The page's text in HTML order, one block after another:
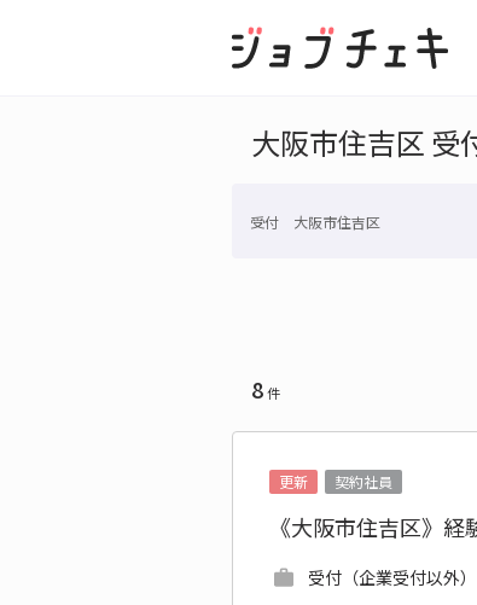
大阪市住吉区 受
受付 大阪市住吉区
8件
更新 契約社員
《大阪市住吉区》
受付（企業受付以外